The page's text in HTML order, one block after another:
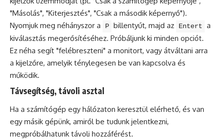
"Másolás", "Kiterjesztés", "Csak a második képernyő").
Nyomjuk meg néhányszor a
P billentyűt, majd az Entert
a
kiválasztás megerősítéséhez. Próbáljunk ki minden opciót.
Ez néha segít "felébreszteni" a monitort, vagy átváltani arra
a kijelzőre, amelyik ténylegesen be van kapcsolva és
működik.
Távsegítség, távoli asztal
Ha a számítógép egy hálózaton keresztül elérhető, és van
egy másik gépünk, amiről be tudunk jelentkezni,
megpróbálhatunk távoli hozzáférést.